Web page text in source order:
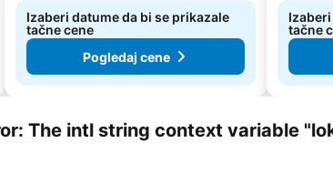
Izaberi datume da bi se prikazale
tačne cene
Pogledaj cene
tačne
The intl string context variable